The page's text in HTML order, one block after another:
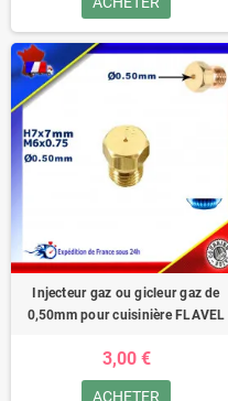
Injecteur gaz ou gicleur gaz de
0,50mm pour cuisinière FLAVEL
3,00 €
ACHETER